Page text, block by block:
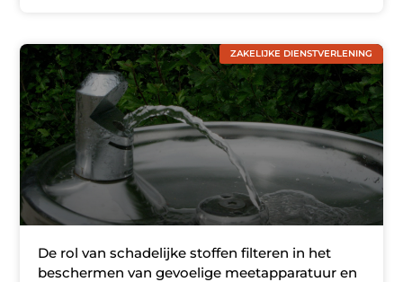
ZAKELIJKE DIENSTVERLENING
De rol van schadelijke stoffen filteren in het
beschermen van gevoelige meetapparatuur en